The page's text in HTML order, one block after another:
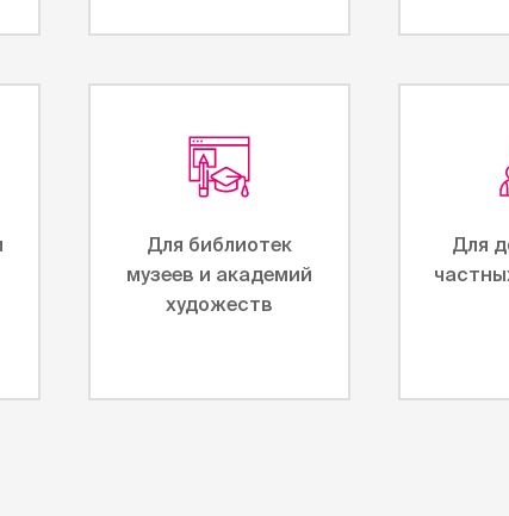
Для библиотек
музеев и академий
художеств
Для